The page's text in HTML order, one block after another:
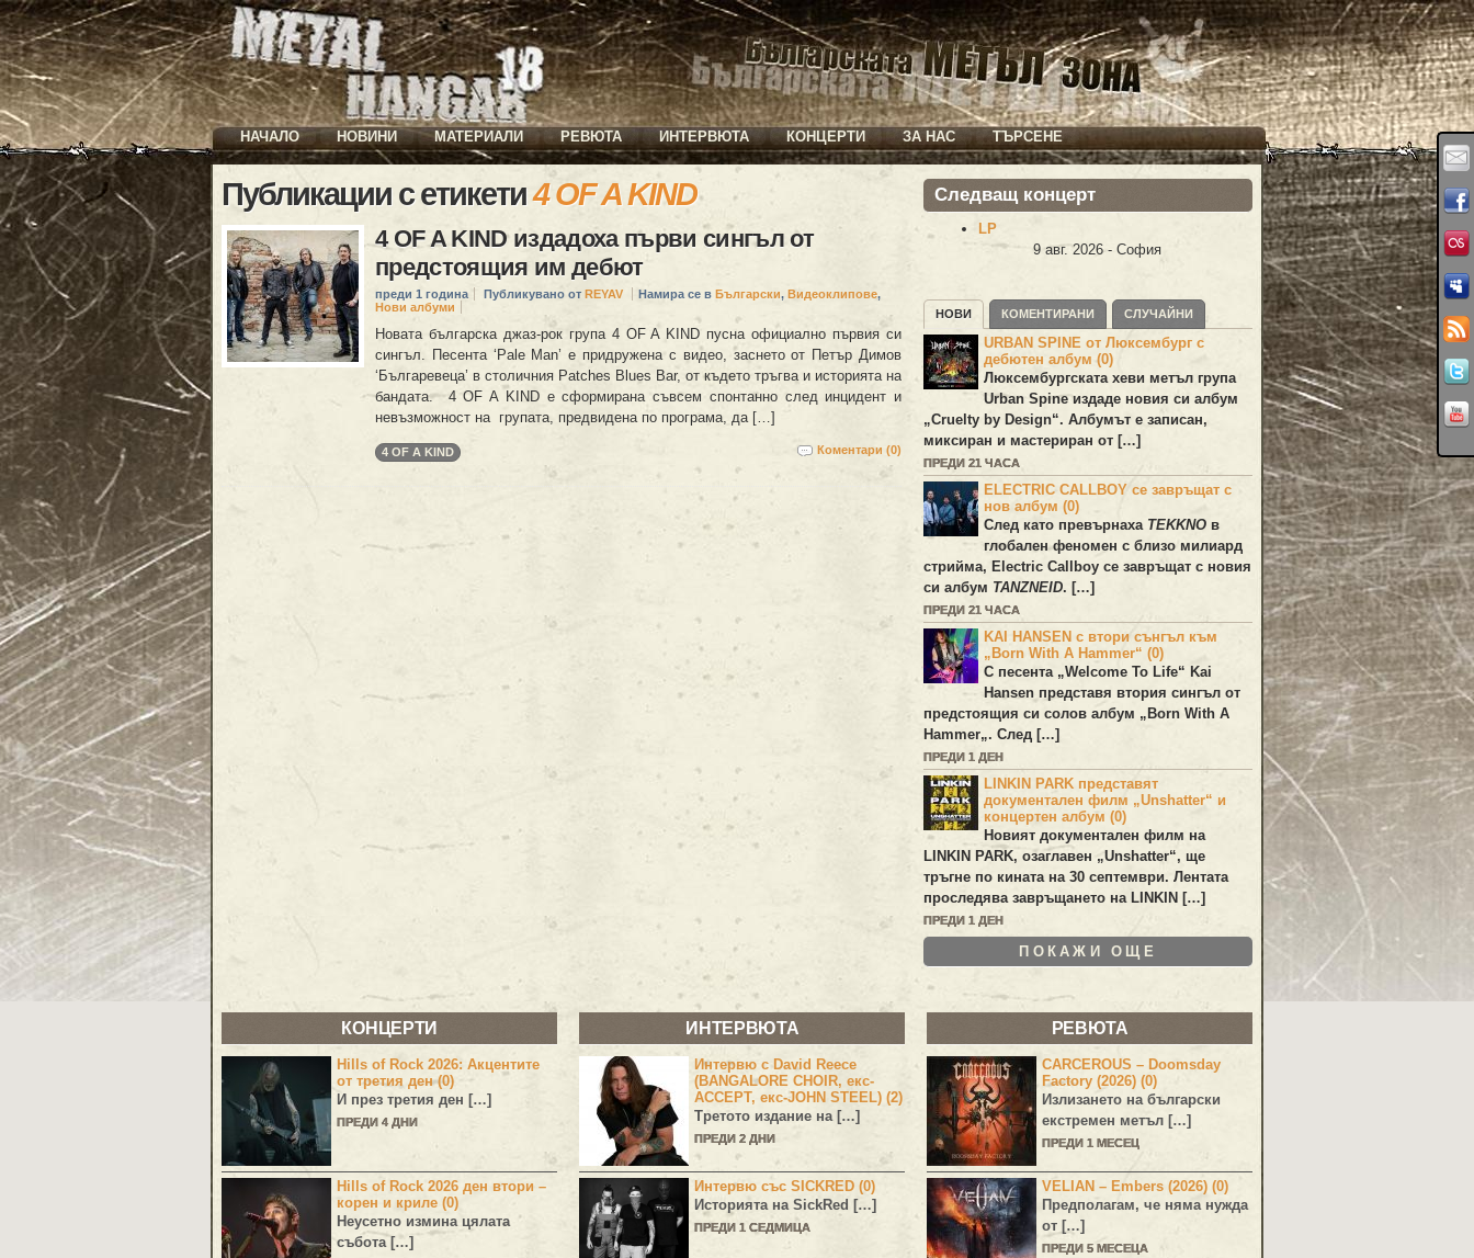
НАЧАЛО НОВИНИ МАТЕРИАЛИ РЕВЮТА ИНТЕРВЮТА КОНЦЕРТИ ЗА НАС ТЪРСЕНЕ
Публикации с етикети4 OF A KIND
4 OF A KIND издадоха първи сингъл от
предстоящия им дебют
преди 1 година Публикувано от REYAV Намира се в Български, Видеоклипове,
Нови албуми
Новата българска джаз-рок група 4 OF A KIND пусна официално първия си
сингъл. Песента ‘Pale Man’ е придружена с видео, заснето от Петър Димов
‘Българевеца’ в столичния Patches Blues Bar, от където тръгва и историята на
бандата. 4 OF A KIND е сформирана съвсем спонтанно след инцидент и
невъзможност на групата, предвидена по програма, да […]
Коментари (0)
4 OF A KIND
Следващ концерт
LP
9 авг. 2026 - София
НОВИ КОМЕНТИРАНИ СЛУЧАЙНИ
URBAN SPINE от Люксембург с
дебютен албум (0)
Люксембургската хеви метъл група
Urban Spineиздаде новия си албум
„Cruelty by Design“. Албумът е записан,
миксиран и мастериран от […]
ПРЕДИ 21 ЧАСА
ELECTRIC CALLBOY се завръщат с
нов албум (0)
След като превърнаха TEKKNO в
глобален феномен с близо милиард
стрийма, Electric Callboy се завръщат с новия
си албум TANZNEID. […]
ПРЕДИ 21 ЧАСА
KAI HANSEN с втори сънгъл към
„Born With A Hammer“ (0)
С песента „Welcome To Life“ Kai
Hansen представя втория сингъл от
предстоящия си солов албум „ Born With A
Hammer„. След […]
ПРЕДИ 1 ДЕН
LINKIN PARK представят
документален филм „Unshatter“ и
концертен албум (0)
Новият документален филм на
LINKIN PARK, озаглавен „Unshatter“, ще
тръгне по кината на 30 септември. Лентата
проследява завръщането наLINKIN […]
ПРЕДИ 1 ДЕН
ПОКАЖИ ОЩЕ
КОНЦЕРТИ
Hills of Rock 2026: Акцентите
от третия ден (0)
И през третия ден […]
ПРЕДИ 4 ДНИ
Hills of Rock 2026 ден втори –
корен и криле (0)
Неусетно измина цялата
събота […]
ИНТЕРВЮТА
Интервю с David Reece
(BANGALORE CHOIR, екс-
ACCEPT, екс-JOHN STEEL) (2)
Третото издание на […]
ПРЕДИ 2 ДНИ
Интервю със SICKRED (0)
Историята наSickRed […]
ПРЕДИ 1 СЕДМИЦА
РЕВЮТА
CARCEROUS – Doomsday
Factory (2026) (0)
Излизането на български
екстремен метъл […]
ПРЕДИ 1 МЕСЕЦ
VELIAN – Embers (2026) (0)
Предполагам, че няма нужда
от […]
ПРЕДИ 5 МЕСЕЦА